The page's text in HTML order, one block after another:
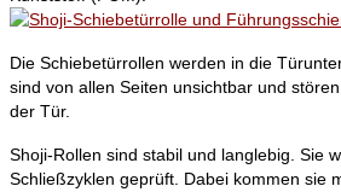
Die Schiebetürrollen werden in die
sind von allen Seiten unsichtbar und
der Tür.
Shoji-Rollen sind stabil und langlebig. Sie
Schließzyklen geprüft. Dabei kommen sie